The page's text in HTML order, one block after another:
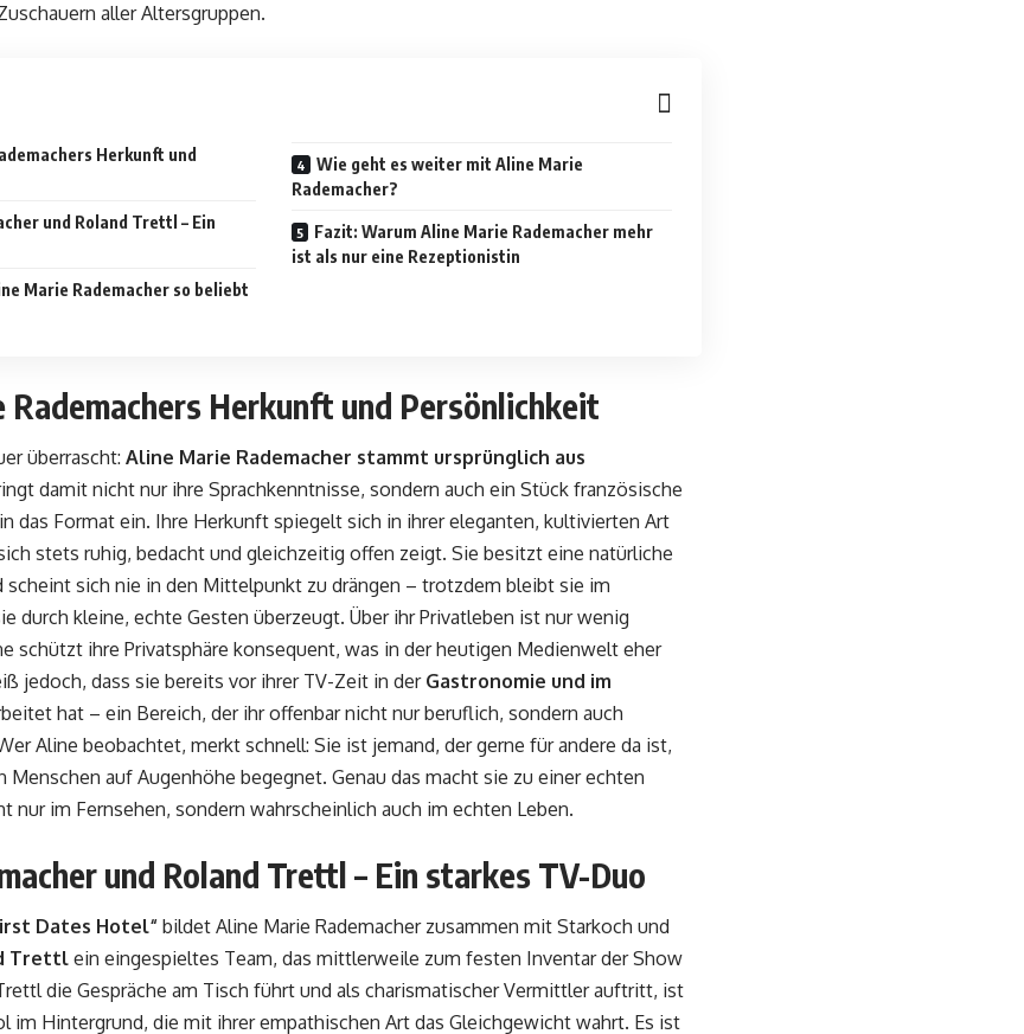
aller Altersgruppen.
Herkunft und
und Roland Trettl – Ein
Marie Rademacher so beliebt
Wie geht es weiter mit Aline Marie
Rademacher?
Fazit: Warum Aline Marie Rademacher mehr
ist als nur eine Rezeptionistin
Rademachers Herkunft und Persönlichkeit
überrascht: Aline Marie Rademacher stammt ursprünglich aus
damit nicht nur ihre Sprachkenntnisse, sondern auch ein Stück französische
das Format ein. Ihre Herkunft spiegelt sich in ihrer eleganten, kultivierten Art
stets ruhig, bedacht und gleichzeitig offen zeigt. Sie besitzt eine natürliche
scheint sich nie in den Mittelpunkt zu drängen – trotzdem bleibt sie im
durch kleine, echte Gesten überzeugt. Über ihr Privatleben ist nur wenig
schützt ihre Privatsphäre konsequent, was in der heutigen Medienwelt eher
jedoch, dass sie bereits vor ihrer TV-Zeit in der Gastronomie und im
hat – ein Bereich, der ihr offenbar nicht nur beruflich, sondern auch
Aline beobachtet, merkt schnell: Sie ist jemand, der gerne für andere da ist,
Menschen auf Augenhöhe begegnet. Genau das macht sie zu einer echten
nur im Fernsehen, sondern wahrscheinlich auch im echten Leben.
und Roland Trettl – Ein starkes TV-Duo
Dates Hotel“ bildet Aline Marie Rademacher zusammen mit Starkoch und
Trettl ein eingespieltes Team, das mittlerweile zum festen Inventar der Show
die Gespräche am Tisch führt und als charismatischer Vermittler auftritt, ist
im Hintergrund, die mit ihrer empathischen Art das Gleichgewicht wahrt. Es ist